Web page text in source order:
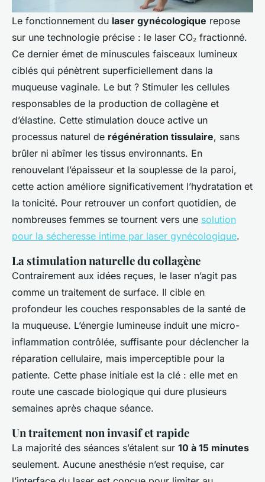
Le fonctionnement du laser gynécologique repose
sur une technologie précise : le laser CO₂ fractionné.
Ce dernier émet de minuscules faisceaux lumineux
ciblés qui pénètrent superficiellement dans la
muqueuse vaginale. Le but ? Stimuler les cellules
responsables de la production de collagène et
d’élastine. Cette stimulation douce active un
processus naturel de régénération tissulaire, sans
brûler ni abîmer les tissus environnants. En
renouvelant l’épaisseur et la souplesse de la paroi,
cette action améliore significativement l’hydratation et
la tonicité. Pour retrouver un confort quotidien, de
nombreuses femmes se tournent vers une solution
pour la sécheresse intime par laser gynécologique.
La stimulation naturelle du collagène
Contrairement aux idées reçues, le laser n’agit pas
comme un traitement de surface. Il cible en
profondeur les couches responsables de la santé de
la muqueuse. L’énergie lumineuse induit une micro-
inflammation contrôlée, suffisante pour déclencher la
réparation cellulaire, mais imperceptible pour la
patiente. Cette phase initiale est la clé : elle met en
route une cascade biologique qui dure plusieurs
semaines après chaque séance.
Un traitement non invasif et rapide
La majorité des séances s’étalent sur 10 à 15 minutes
seulement. Aucune anesthésie n’est requise, car